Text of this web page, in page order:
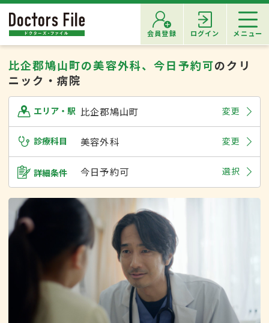
会員登録 ログイン メニュー
比企郡鳩山町の美容外科、今日予約可のクリ
ニック・病院
エリア・駅 比企郡鳩山町 変更
診療科目 美容外科 変更
詳細条件 今日予約可 選択